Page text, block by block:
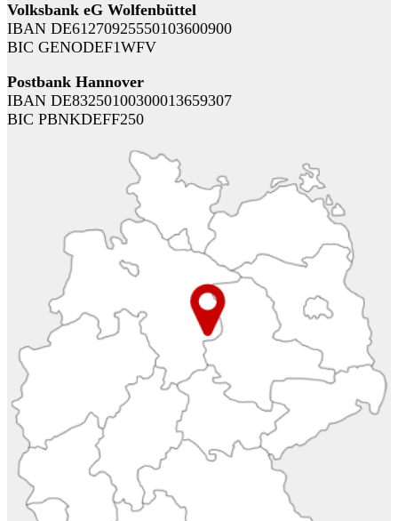
Volksbank eG Wolfenbüttel
IBAN DE61270925550103600900
BIC GENODEF1WFV
Postbank Hannover
IBAN DE83250100300013659307
BIC PBNKDEFF250